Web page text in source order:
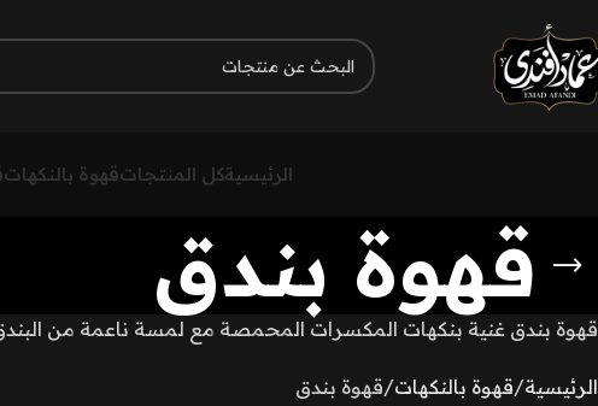
الرئيسيةكل المنتجاتقهوة بالنكهات
قهوة بندق
قهوة بندق غنية بنكهات المكسرات المحمصة مع لمسة ناعمة من
الرئيسية قهوة بالنكهات قهوة بندق